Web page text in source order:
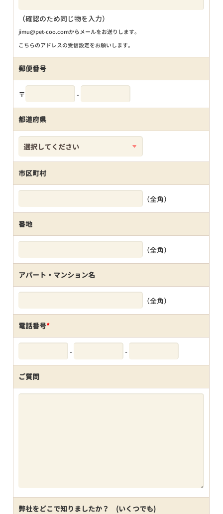
（確認のため同じ物を入力）
jimu@pet-coo.comからメールをお送りします。
こちらのアドレスの受信設定をお願いします。
郵便番号
〒 -
都道府県
市区町村
（全角）
番地
（全角）
アパート・マンション名
（全角）
電話番号*
- -
ご質問
弊社をどこで知りましたか？ (いくつでも)